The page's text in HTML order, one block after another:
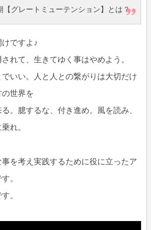
【グレートミューテンション】とは？
ですよ♪
れて、生きてゆく事はやめよう。
いい。人と人との繋がりは大切だけ
世界を
。臆するな、付き進め。風を読み、
れ。
を考え実践するために役に立ったア
。
。